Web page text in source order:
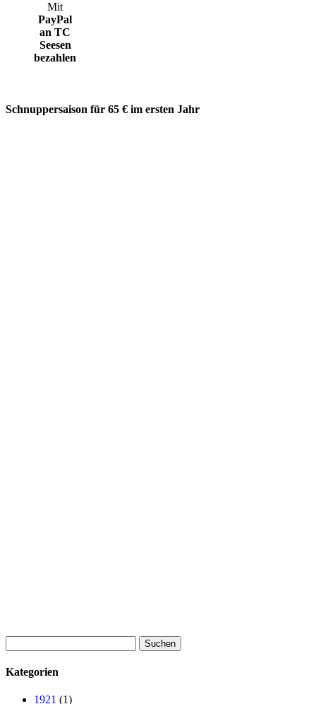
Mit
PayPal
an TC
Seesen
bezahlen
Schnuppersaison für 65 € im ersten Jahr
nach:
Kategorien
1921 (1)